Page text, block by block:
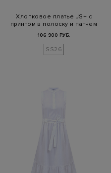
Хлопковое платье JS+ с
принтом в полоску и патчем
106 900 РУБ.
SS26